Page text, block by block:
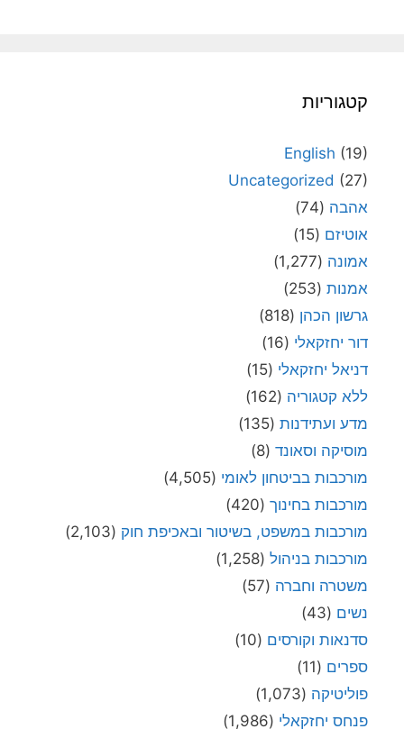
קטגוריות
English (19)
Uncategorized (27)
אהבה (74)
אוטיזם (15)
אמונה (1,277)
אמנות (253)
גרשון הכהן (818)
דור יחזקאלי (16)
דניאל יחזקאלי (15)
ללא קטגוריה (162)
מדע ועתידנות (135)
מוסיקה וסאונד (8)
מורכבות בביטחון לאומי (4,505)
מורכבות בחינוך (420)
מורכבות במשפט, בשיטור ובאכיפת חוק (2,103)
מורכבות בניהול (1,258)
משטרה וחברה (57)
נשים (43)
סדנאות וקורסים (10)
ספרים (11)
פוליטיקה (1,073)
פנחס יחזקאלי (1,986)